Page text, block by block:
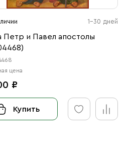
1-30 дней
Петр и Павел апостолы
цена
₽
Купить